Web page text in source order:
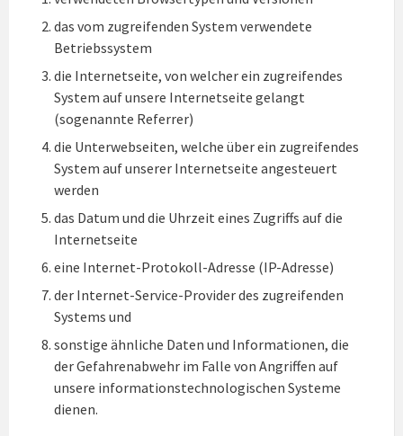
das vom zugreifenden System verwendete
Betriebssystem
die Internetseite, von welcher ein zugreifendes
System auf unsere Internetseite gelangt
(sogenannte Referrer)
die Unterwebseiten, welche über ein zugreifendes
System auf unserer Internetseite angesteuert
werden
das Datum und die Uhrzeit eines Zugriffs auf die
Internetseite
eine Internet-Protokoll-Adresse (IP-Adresse)
der Internet-Service-Provider des zugreifenden
Systems und
sonstige ähnliche Daten und Informationen, die
der Gefahrenabwehr im Falle von Angriffen auf
unsere informationstechnologischen Systeme
dienen.